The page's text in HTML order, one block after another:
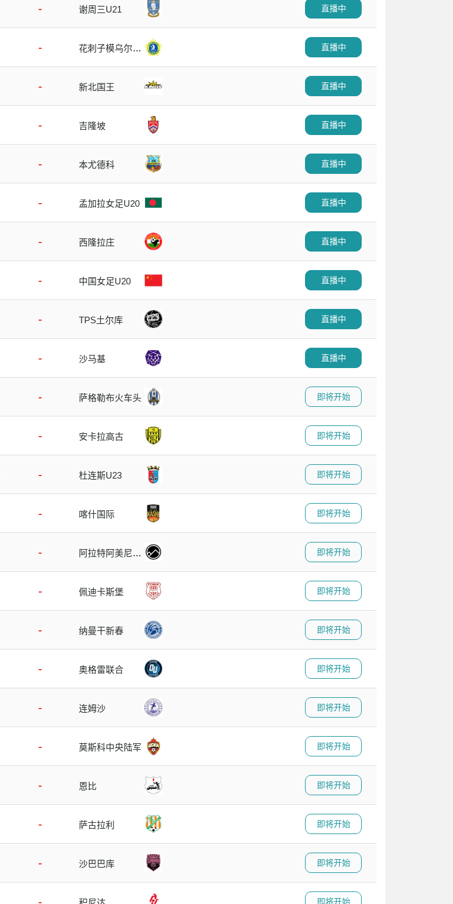
- 谢周三U21 直播中
-
花刺子模乌尔根
直播中
- 新北国王 直播中
- 吉隆坡 直播中
- 本尤德科 直播中
- 孟加拉女足U20 直播中
- 西隆拉庄 直播中
- 中国女足U20 直播中
- TPS土尔库 直播中
- 沙马基 直播中
- 萨格勒布火车头 即将开始
- 安卡拉高古 即将开始
- 杜连斯U23 即将开始
- 喀什国际 即将开始
-
阿拉特阿美尼亚
即将开始
- 佩迪卡斯堡 即将开始
- 纳曼干新春 即将开始
- 奥格雷联合 即将开始
- 连姆沙 即将开始
- 莫斯科中央陆军 即将开始
- 恩比 即将开始
- 萨古拉利 即将开始
- 沙巴巴库 即将开始
即将开始